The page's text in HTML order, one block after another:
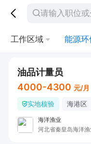
工作区域 能源环
油品计量员
4000-4300 元/月
实地核验 海港区
海洋渔业